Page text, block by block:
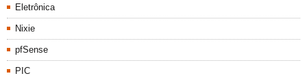
Eletrônica
Nixie
pfSense
PIC